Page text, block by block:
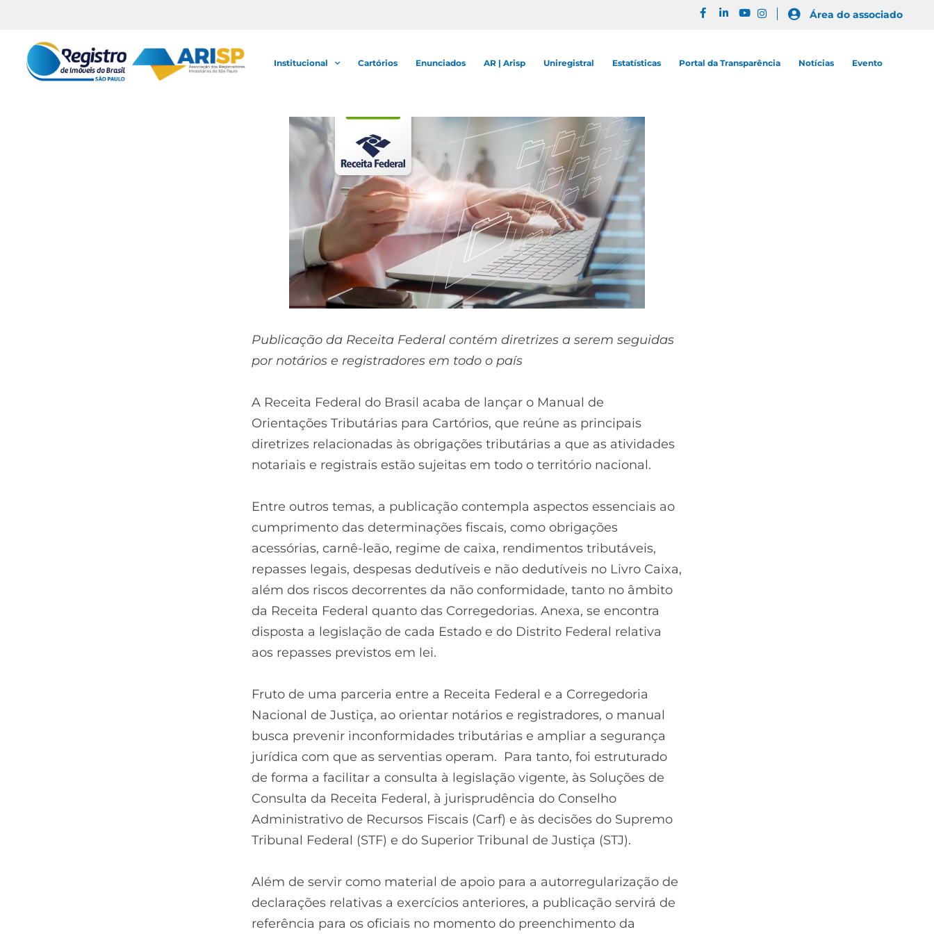
Área do associado
Institucional Cartórios Enunciados AR | Arisp Uniregistral Estatísticas Portal da Transparência Notícias Evento
Publicação da Receita Federal contém diretrizes a serem seguidas
por notários e registradores em todo o país
A Receita Federal do Brasil acaba de lançar o Manual de
Orientações Tributárias para Cartórios, que reúne as principais
diretrizes relacionadas às obrigações tributárias a que as atividades
notariais e registrais estão sujeitas em todo o território nacional.
Entre outros temas, a publicação contempla aspectos essenciais ao
cumprimento das determinações fiscais, como obrigações
acessórias, carnê-leão, regime de caixa, rendimentos tributáveis,
repasses legais, despesas dedutíveis e não dedutíveis no Livro Caixa,
além dos riscos decorrentes da não conformidade, tanto no âmbito
da Receita Federal quanto das Corregedorias. Anexa, se encontra
disposta a legislação de cada Estado e do Distrito Federal relativa
aos repasses previstos em lei.
Fruto de uma parceria entre a Receita Federal e a Corregedoria
Nacional de Justiça, ao orientar notários e registradores, o manual
busca prevenir inconformidades tributárias e ampliar a segurança
jurídica com que as serventias operam. Para tanto, foi estruturado
de forma a facilitar a consulta à legislação vigente, às Soluções de
Consulta da Receita Federal, à jurisprudência do Conselho
Administrativo de Recursos Fiscais (Carf) e às decisões do Supremo
Tribunal Federal (STF) e do Superior Tribunal de Justiça (STJ).
Além de servir como material de apoio para a autorregularização de
declarações relativas a exercícios anteriores, a publicação servirá de
referência para os oficiais no momento do preenchimento da